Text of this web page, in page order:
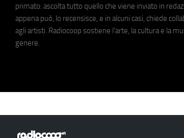
primato: ascolta tutto quello che viene inviato in
appena può, lo recensisce, e in alcuni casi, chiede
agli artisti. Radiocoop sostiene l'arte, la cultura e la
genere.